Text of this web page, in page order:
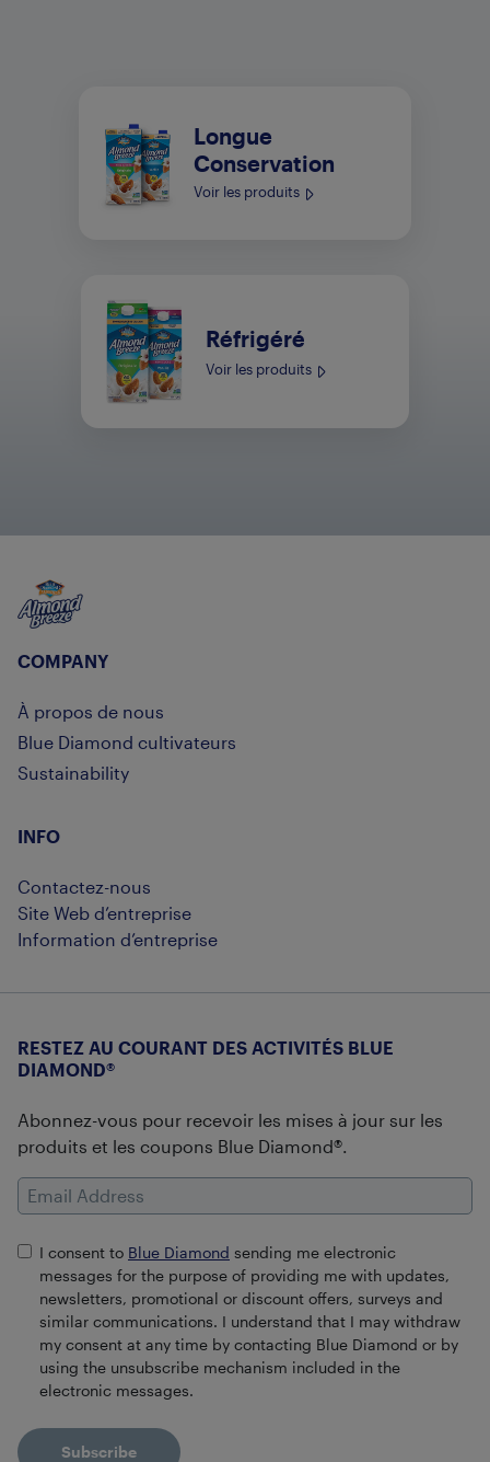
Longue
Conservation
Voir les produits
Réfrigéré
Voir les produits
Almond Breeze
COMPANY
À propos de nous
Blue Diamond cultivateurs
Sustainability
INFO
Contactez-nous
Site Web d’entreprise
Information d’entreprise
RESTEZ AU COURANT DES ACTIVITÉS BLUE
DIAMOND®
Abonnez-vous pour recevoir les mises à jour sur les
produits et les coupons Blue Diamond®.
Email Address
I consent to Blue Diamond sending me electronic
messages for the purpose of providing me with updates,
newsletters, promotional or discount offers, surveys and
similar communications. I understand that I may withdraw
my consent at any time by contacting Blue Diamond or by
using the unsubscribe mechanism included in the
electronic messages.
Subscribe